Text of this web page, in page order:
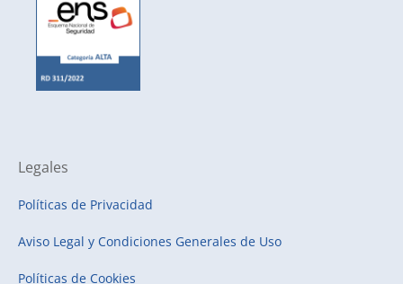
Legales
Políticas de Privacidad
Aviso Legal y Condiciones Generales de Uso
Políticas de Cookies